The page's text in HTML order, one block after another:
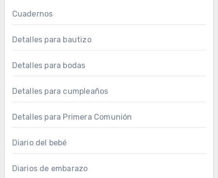
Cuadernos
Detalles para bautizo
Detalles para bodas
Detalles para cumpleaños
Detalles para Primera Comunión
Diario del bebé
Diarios de embarazo